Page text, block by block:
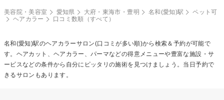
美容院・美容室 愛知県 大府・東海市・豊明 名和(愛知)駅
ペット可
ヘアカラー
口コミ数順（すべて）
名和(愛知)駅のヘアカラーサロン(口コミが多い順)から検索＆予約が可能で
す。ヘアカット、ヘアカラー、パーマなどの得意メニューや豊富な施設・サ
ービスなどの条件から自分にピッタリの施術を見つけましょう。当日予約で
きるサロンもあります。